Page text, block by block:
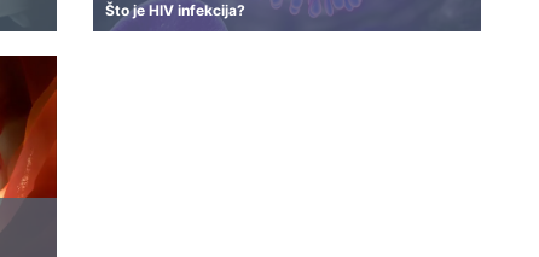
Što je HIV infekcija?